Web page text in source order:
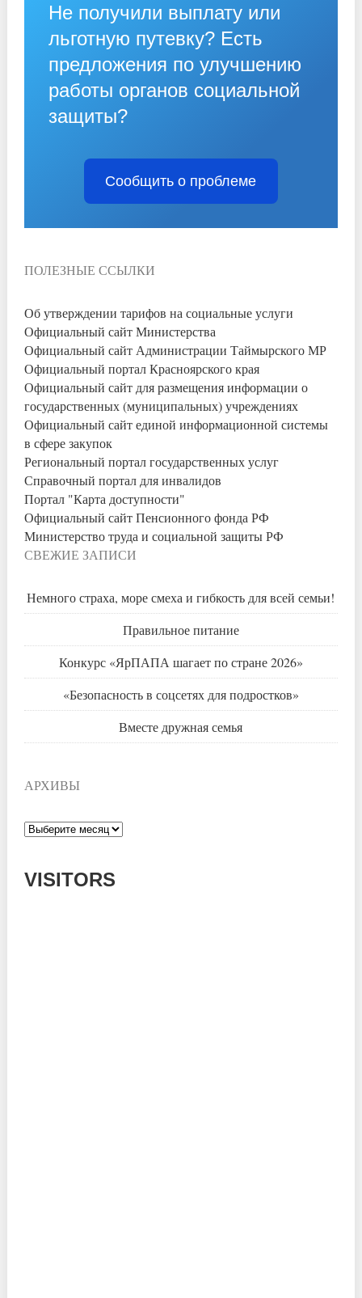
Не получили выплату или
льготную путевку? Есть
предложения по улучшению
работы органов социальной
защиты?
Сообщить о проблеме
ПОЛЕЗНЫЕ ССЫЛКИ
Об утверждении тарифов на социальные услуги
Официальный сайт Министерства
Официальный сайт Администрации Таймырского МР
Официальный портал Красноярского края
Официальный сайт для размещения информации о
государственных (муниципальных) учреждениях
Официальный сайт единой информационной системы
в сфере закупок
Региональный портал государственных услуг
Справочный портал для инвалидов
Портал "Карта доступности"
Официальный сайт Пенсионного фонда РФ
Министерство труда и социальной защиты РФ
СВЕЖИЕ ЗАПИСИ
Немного страха, море смеха и гибкость для всей семьи!
Правильное питание
Конкурс «ЯрПАПА шагает по стране 2026»
«Безопасность в соцсетях для подростков»
Вместе дружная семья
АРХИВЫ
Архивы
VISITORS